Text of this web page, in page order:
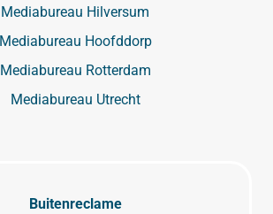
Mediabureau Hilversum
Mediabureau Hoofddorp
Mediabureau Rotterdam
Mediabureau Utrecht
Buitenreclame